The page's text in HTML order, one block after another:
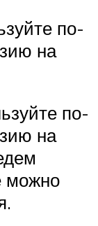
по-
на
по-
на
можно